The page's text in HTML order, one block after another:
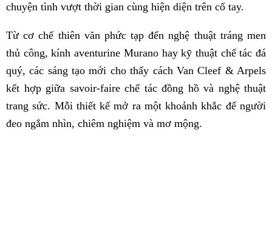
chuyện tình vượt thời gian cùng hiện diện trên cổ tay.
Từ cơ chế thiên văn phức tạp đến nghệ thuật tráng men
thủ công, kính aventurine Murano hay kỹ thuật chế tác đá
quý, các sáng tạo mới cho thấy cách Van Cleef & Arpels
kết hợp giữa savoir-faire chế tác đồng hồ và nghệ thuật
trang sức. Mỗi thiết kế mở ra một khoảnh khắc để người
đeo ngắm nhìn, chiêm nghiệm và mơ mộng.